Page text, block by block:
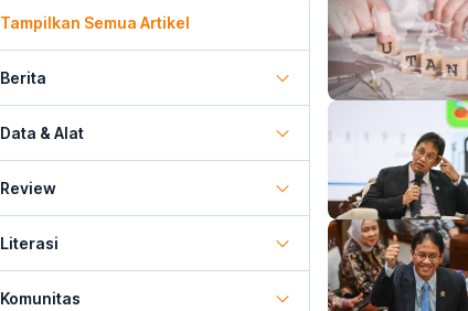
Tampilkan Semua Artikel
Berita
Data & Alat
Review
Literasi
Komunitas